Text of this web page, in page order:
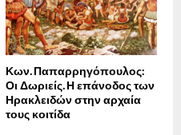
Κων. Παπαρρηγόπουλος:
Οι Δωριείς. Η επάνοδος των
Ηρακλειδών στην αρχαία
τους κοιτίδα